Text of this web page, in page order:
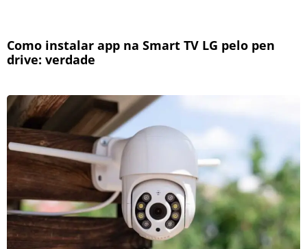
Como instalar app na Smart TV LG pelo pen
drive: verdade